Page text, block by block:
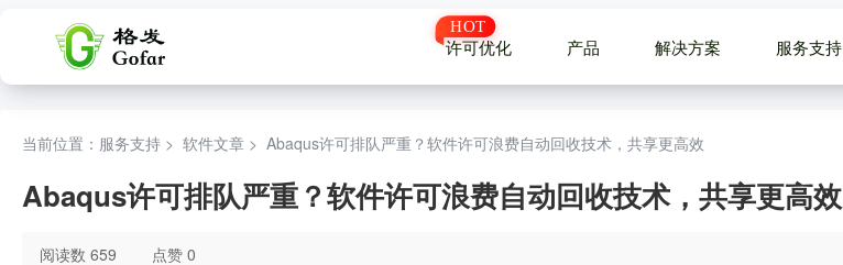
许可优化 产品 解决方案 服务支持
当前位置：服务支持 > 软件文章 > Abaqus许可排队严重？软件许可浪费自动回收技术，共享更高效
Abaqus许可排队严重？软件许可浪费自动回收技术，共享更高效
阅读数 659 点赞 0